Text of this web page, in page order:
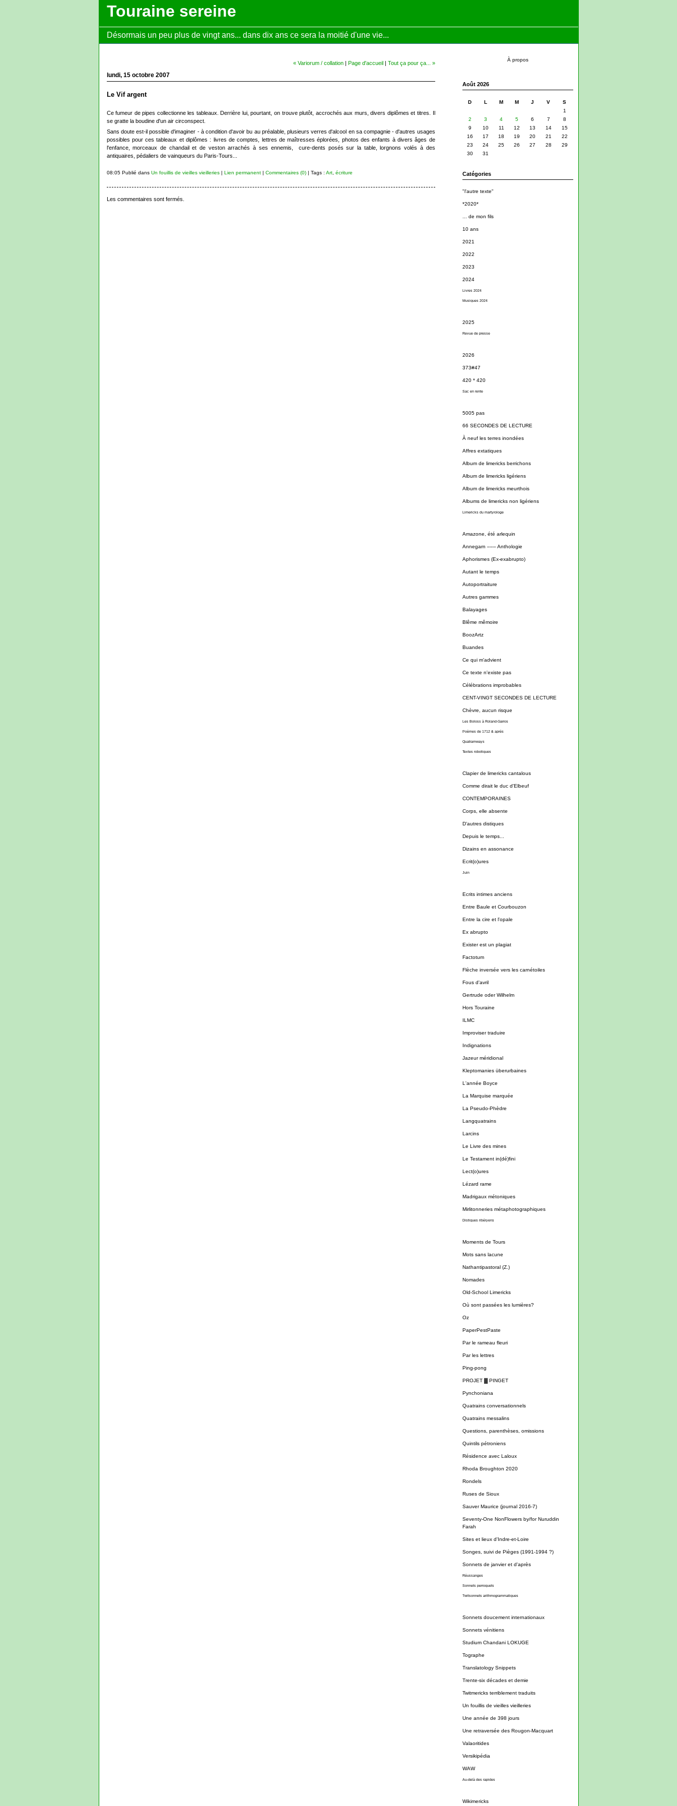
Touraine sereine
Désormais un peu plus de vingt ans... dans dix ans ce sera la moitié d'une vie...
À propos
Août 2026
D L M M J V
S
1
2
3 4 5 6 7
8
9
10 11 12 13 14
15
16
17 18 19 20 21
22
23
24 25 26 27 28
29
30
31
Catégories
"l'autre texte"
*2020*
... de mon fils
10 ans
2021
2022
2023
2024
Livres 2024
Musiques 2024
2025
Revue de presse
2026
373#47
420 * 420
Sac en rente
5005 pas
66 SECONDES DE LECTURE
À neuf les terres inondées
Affres extatiques
Album de limericks berrichons
Album de limericks ligériens
Album de limericks meurthois
Albums de limericks non ligériens
Limericks du martyrologe
Amazone, été arlequin
Annegarn ––– Anthologie
Aphorismes (Ex-exabrupto)
Autant le temps
Autoportraiture
Autres gammes
Balayages
Blême mêmoire
BoozArtz
Buandes
Ce qui m'advient
Ce texte n'existe pas
Célébrations improbables
CENT-VINGT SECONDES DE LECTURE
Chèvre, aucun risque
Les Boloss à Roland-Garros
Poèmes de 1712 & après
Quatramways
Textes robotiques
Clapier de limericks cantalous
Comme dirait le duc d'Elbeuf
CONTEMPORAINES
Corps, elle absente
D'autres distiques
Depuis le temps...
Dizains en assonance
Ecrit(o)ures
Juin
Ecrits intimes anciens
Entre Baule et Courbouzon
Entre la cire et l'opale
Ex abrupto
Exister est un plagiat
Factotum
Flèche inversée vers les carnétoiles
Fous d'avril
Gertrude oder Wilhelm
Hors Touraine
ILMC
Improviser traduire
Indignations
Jazeur méridional
Kleptomanies überurbaines
L'année Boyce
La Marquise marquée
La Pseudo-Phèdre
Langquatrains
Larcins
Le Livre des mines
Le Testament in(dé)fini
Lect(o)ures
Lézard rame
Madrigaux métoniques
Mirlitonneries métaphotographiques
Distiques ribéryens
Moments de Tours
Mots sans lacune
Nathantipastoral (Z.)
Nomades
Old-School Limericks
Où sont passées les lumières?
Oz
PaperPestPaste
Par le rameau fleuri
Par les lettres
Ping-pong
PROJET ▓ PINGET
Pynchoniana
Quatrains conversationnels
Quatrains messalins
Questions, parenthèses, omissions
Quintils pétroniens
Résidence avec Laloux
Rhoda Broughton 2020
Rondels
Ruses de Sioux
Sauver Maurice (journal 2016-7)
Seventy-One NonFlowers by/for Nuruddin
Farah
Sites et lieux d'Indre-et-Loire
Songes, suivi de Pièges (1991-1994 ?)
Sonnets de janvier et d'après
Réussanges
Sonnets perroquets
Twitsonnets arithmogrammatiques
Sonnets doucement internationaux
Sonnets vénitiens
Studium Chandani LOKUGE
Tographe
Translatology Snippets
Trente-six décades et demie
Twitmericks terriblement traduits
Un fouillis de vieilles vieilleries
Une année de 398 jours
Une retraversée des Rougon-Macquart
Valaoritides
Versikipédia
WAW
Au-delà des rapides
Wikimericks
« Variorum / collation| Page d'accueil| Tout ça pour ça... »
lundi, 15 octobre 2007
Le Vif argent
Ce fumeur de pipes collectionne les tableaux. Derrière lui, pourtant, on trouve plutôt, accrochés aux murs, divers diplômes et titres. Il
se gratte la boudine d'un air circonspect.
Sans doute est-il possible d'imaginer - à condition d'avoir bu au préalable, plusieurs verres d'alcool en sa compagnie - d'autres usages
possibles pour ces tableaux et diplômes : livres de comptes, lettres de maîtresses éplorées, photos des enfants à divers âges de
l'enfance, morceaux de chandail et de veston arrachés à ses ennemis, cure-dents posés sur la table, lorgnons volés à des
antiquaires, pédaliers de vainqueurs du Paris-Tours...
08:05 Publié dans Un fouillis de vieilles vieilleries| Lien permanent| Commentaires (0)| Tags : Art, écriture
Les commentaires sont fermés.